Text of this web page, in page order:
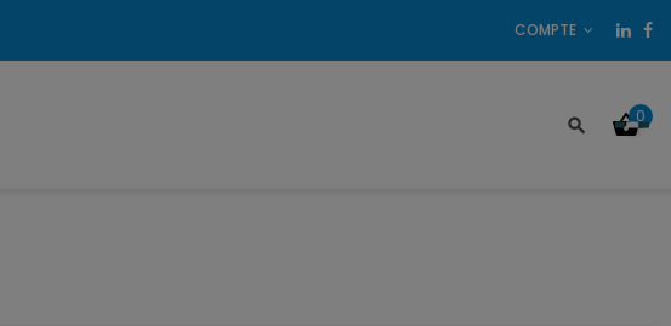
COMPTE
0